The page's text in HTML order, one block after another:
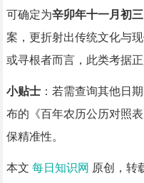
可确定为辛卯年十一月初三
案，更折射出传统文化与
或寻根者而言，此类考据
小贴士：若需查询其他日
布的《百年农历公历对照
保精准性。
本文 每日知识网 原创，转